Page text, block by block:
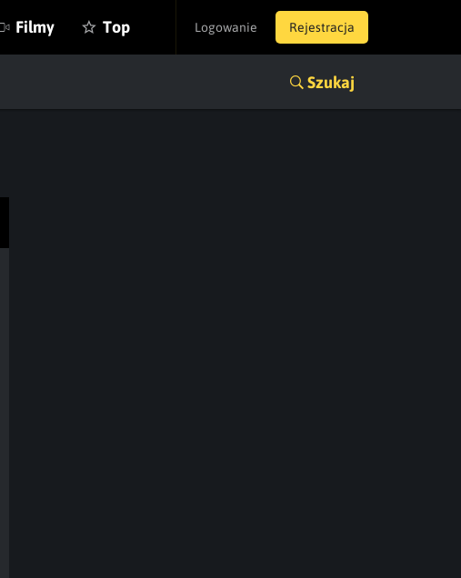
Logowanie Rejestracja
Filmy Top
Szukaj